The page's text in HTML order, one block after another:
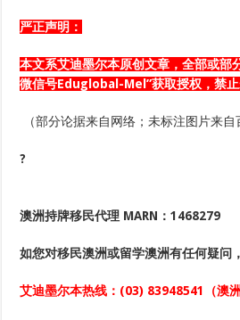
严正声明：
本文系艾迪墨尔本原创文章 ，全部或部
微信号Eduglobal-Mel”获取授权，禁止
（部分论据来自网络；未标注图片来自
?
澳洲持牌移民代理 MARN：1468279
如您对移民澳洲或留学澳洲有任何疑问
艾迪墨尔本热线： (03) 83948541 （澳